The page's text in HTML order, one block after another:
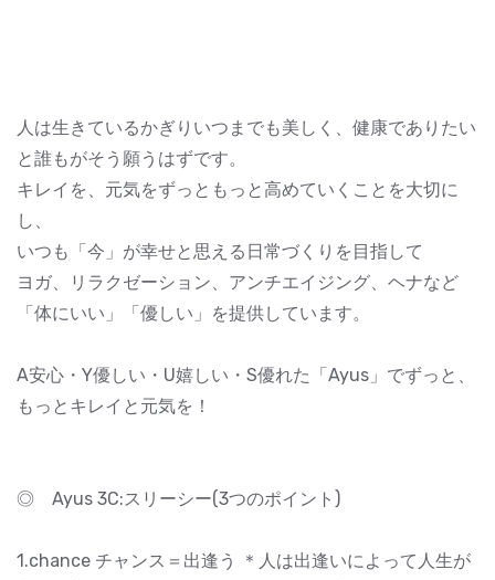
人は生きているかぎりいつまでも美しく、健康でありたい
と誰もがそう願うはずです。
キレイを、元気をずっともっと高めていくことを大切に
し、
いつも「今」が幸せと思える日常づくりを目指して
ヨガ、リラクゼーション、アンチエイジング、ヘナなど
「体にいい」「優しい」を提供しています。
A安心・Y優しい・U嬉しい・S優れた「Ayus」でずっと、
もっとキレイと元気を！
◎ Ayus 3C:スリーシー(3つのポイント)
1.chance チャンス＝出逢う ＊人は出逢いによって人生が